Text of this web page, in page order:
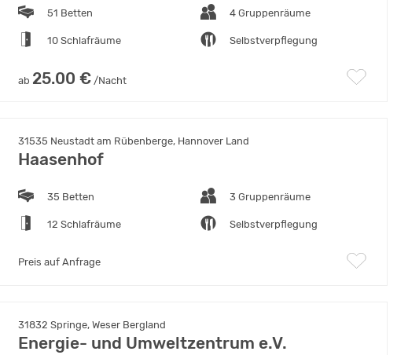
51 Betten 4 Gruppenräume
10 Schlafräume Selbstverpflegung
ab 25.00 € /Nacht
31535 Neustadt am Rübenberge, Hannover Land
Haasenhof
35 Betten 3 Gruppenräume
12 Schlafräume Selbstverpflegung
Preis auf Anfrage
31832 Springe, Weser Bergland
Energie- und Umweltzentrum e.V.